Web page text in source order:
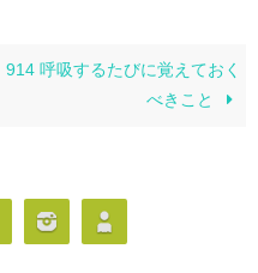
914 呼吸するたびに覚えておく
べきこと